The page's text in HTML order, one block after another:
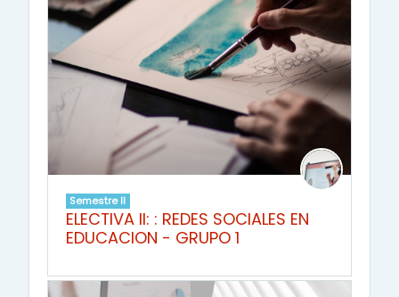
Semestre II
ELECTIVA II: : REDES SOCIALES EN
EDUCACION - GRUPO 1